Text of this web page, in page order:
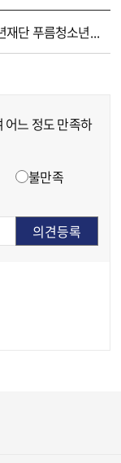
2024년 제2회 (재)광명시청소년재단 푸름청소년활동센터 배치청소년지도사 공개채용 재공고
어느 정도 만족하
불만족